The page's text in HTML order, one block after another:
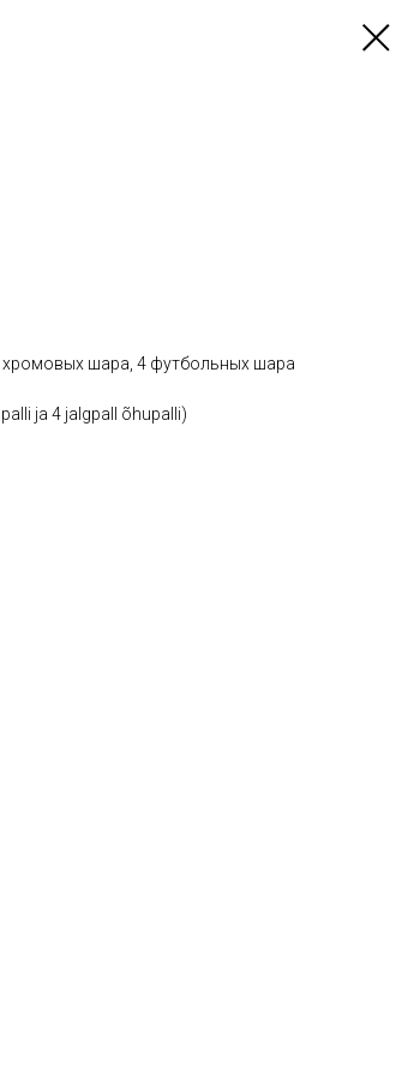
хромовых шара, 4 футбольных шара
ja 4 jalgpall õhupalli)